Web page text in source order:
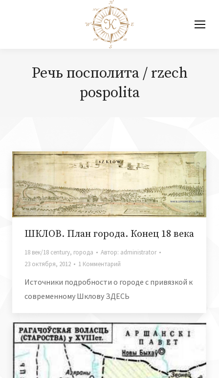
Речь посполита / rzech
pospolita
ШКЛОВ. План города. Конец 18 века
18 век/18 century, города Автор: administrator
23 октября, 2012
1 Комментарий
Источники подробности о городе с привязкой к
современному Шклову ЗДЕСЬ